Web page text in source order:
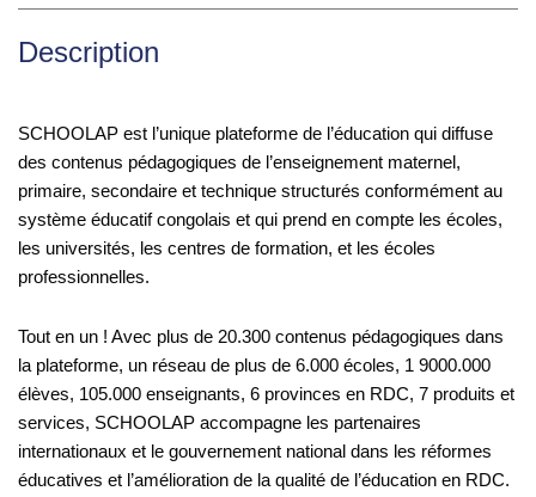
sur
5
Description
SCHOOLAP est l’unique plateforme de l’éducation qui diffuse
des contenus pédagogiques de l’enseignement maternel,
primaire, secondaire et technique structurés conformément au
système éducatif congolais et qui prend en compte les écoles,
les universités, les centres de formation, et les écoles
professionnelles.
Tout en un ! Avec plus de 20.300 contenus pédagogiques dans
la plateforme, un réseau de plus de 6.000 écoles, 1 9000.000
élèves, 105.000 enseignants, 6 provinces en RDC, 7 produits et
services, SCHOOLAP accompagne les partenaires
internationaux et le gouvernement national dans les réformes
éducatives et l’amélioration de la qualité de l’éducation en RDC.